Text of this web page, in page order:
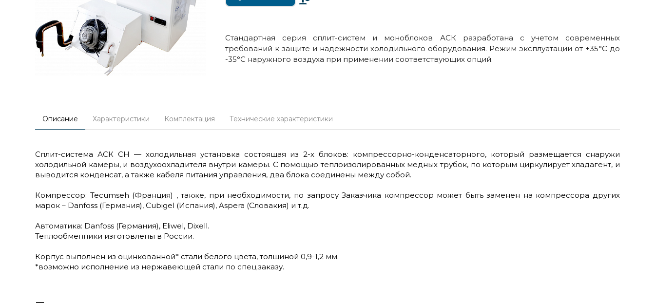
Стандартная серия сплит-систем и моноблоков АСК разработана с учетом современных
требований к защите и надежности холодильного оборудования. Режим эксплуатации от +35°С до
-35°С наружного воздуха при применении соответствующих опций.
Описание Характеристики Комплектация Технические характеристики
Cплит-система АСК СН — холодильная установка состоящая из 2-х блоков: компрессорно-конденсаторного, который размещается снаружи
холодильной камеры, и воздухоохладителя внутри камеры. С помощью теплоизолированных медных трубок, по которым циркулирует хладагент, и
выводится конденсат, а также кабеля питания управления, два блока соединены между собой.
Компрессор: Tecumseh (Франция) , также, при необходимости, по запросу Заказчика компрессор может быть заменен на компрессора других
марок – Danfoss (Германия), Cubigel (Испания), Aspera (Словакия) и т.д.
Автоматика: Danfoss (Германия), Eliwel, Dixell.
Теплообменники изготовлены в России.
Корпус выполнен из оцинкованной* стали белого цвета, толщиной 0,9-1,2 мм.
*возможно исполнение из нержавеющей стали по спец.заказу.